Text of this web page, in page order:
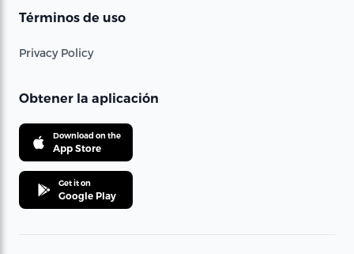
Términos de uso
Privacy Policy
Obtener la aplicación
Download on the
App Store
Get it on
Google Play